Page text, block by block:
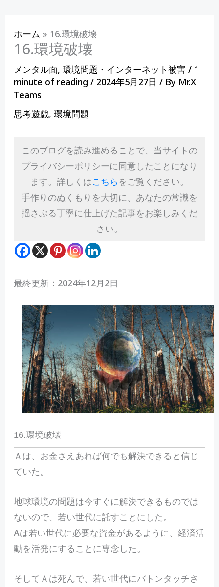
ホーム » 16.環境破壊
16.環境破壊
メンタル面, 環境問題・インターネット被害/ 1
minute of reading / 2024年5月27日 / By Mr.X
Teams
思考遊戯, 環境問題
このブログを読み進めることで、当サイトの
プライバシーポリシーに同意したことになり
ます。詳しくはこちら をご覧ください。
手作りのぬくもりを大切に、あなたの常識を
揺さぶる丁寧に仕上げた記事をお楽しみくだ
さい。
最終更新：2024年12月2日
16.環境破壊
Ａは、お金さえあれば何でも解決できると信じ
ていた。
地球環境の問題は今すぐに解決できるものでは
ないので、若い世代に託すことにした。
Aは若い世代に必要な資金があるように、経済活
動を活発にすることに専念した。
そしてＡは死んで、若い世代にバトンタッチさ